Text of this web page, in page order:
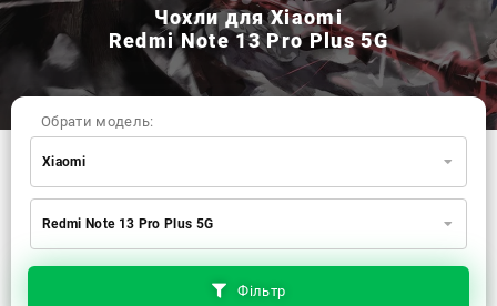
Чохли для Xiaomi
Redmi Note 13 Pro Plus 5G
Фільтр
Обрати модель:
Xiaomi
Xiaomi
Apple
Huawei
Realme
TECNO
ZTE
OnePlus
Redmi Note 13 Pro Plus 5G